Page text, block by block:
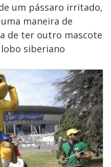
um pássaro irritado,
maneira de
de ter outro mascote
siberiano